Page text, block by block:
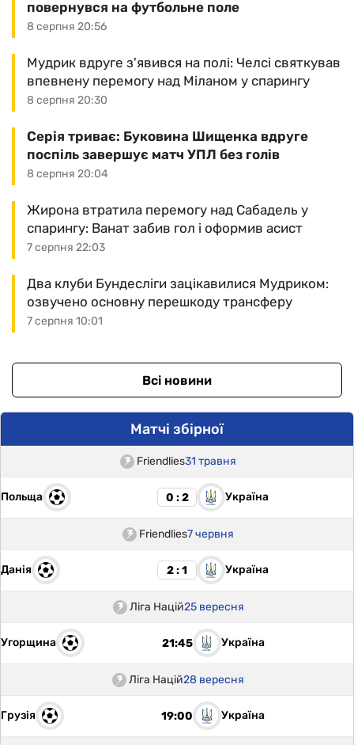
8 серпня 20:56
повернувся на футбольне поле
8 серпня 20:30
Мудрик вдруге з'явився на полі: Челсі святкував
впевнену перемогу над Міланом у спарингу
8 серпня 20:04
Серія триває: Буковина Шищенка вдруге
поспіль завершує матч УПЛ без голів
7 серпня 22:03
Жирона втратила перемогу над Сабадель у
спарингу: Ванат забив гол і оформив асист
7 серпня 10:01
Два клуби Бундесліги зацікавилися Мудриком:
озвучено основну перешкоду трансферу
Всі новини
Матчі збірної
Friendlies31 травня
Польща 0 : 2 Україна
Friendlies7 червня
Данія 2 : 1 Україна
Ліга Націй25 вересня
Угорщина 21:45 Україна
Ліга Націй28 вересня
Грузія 19:00 Україна